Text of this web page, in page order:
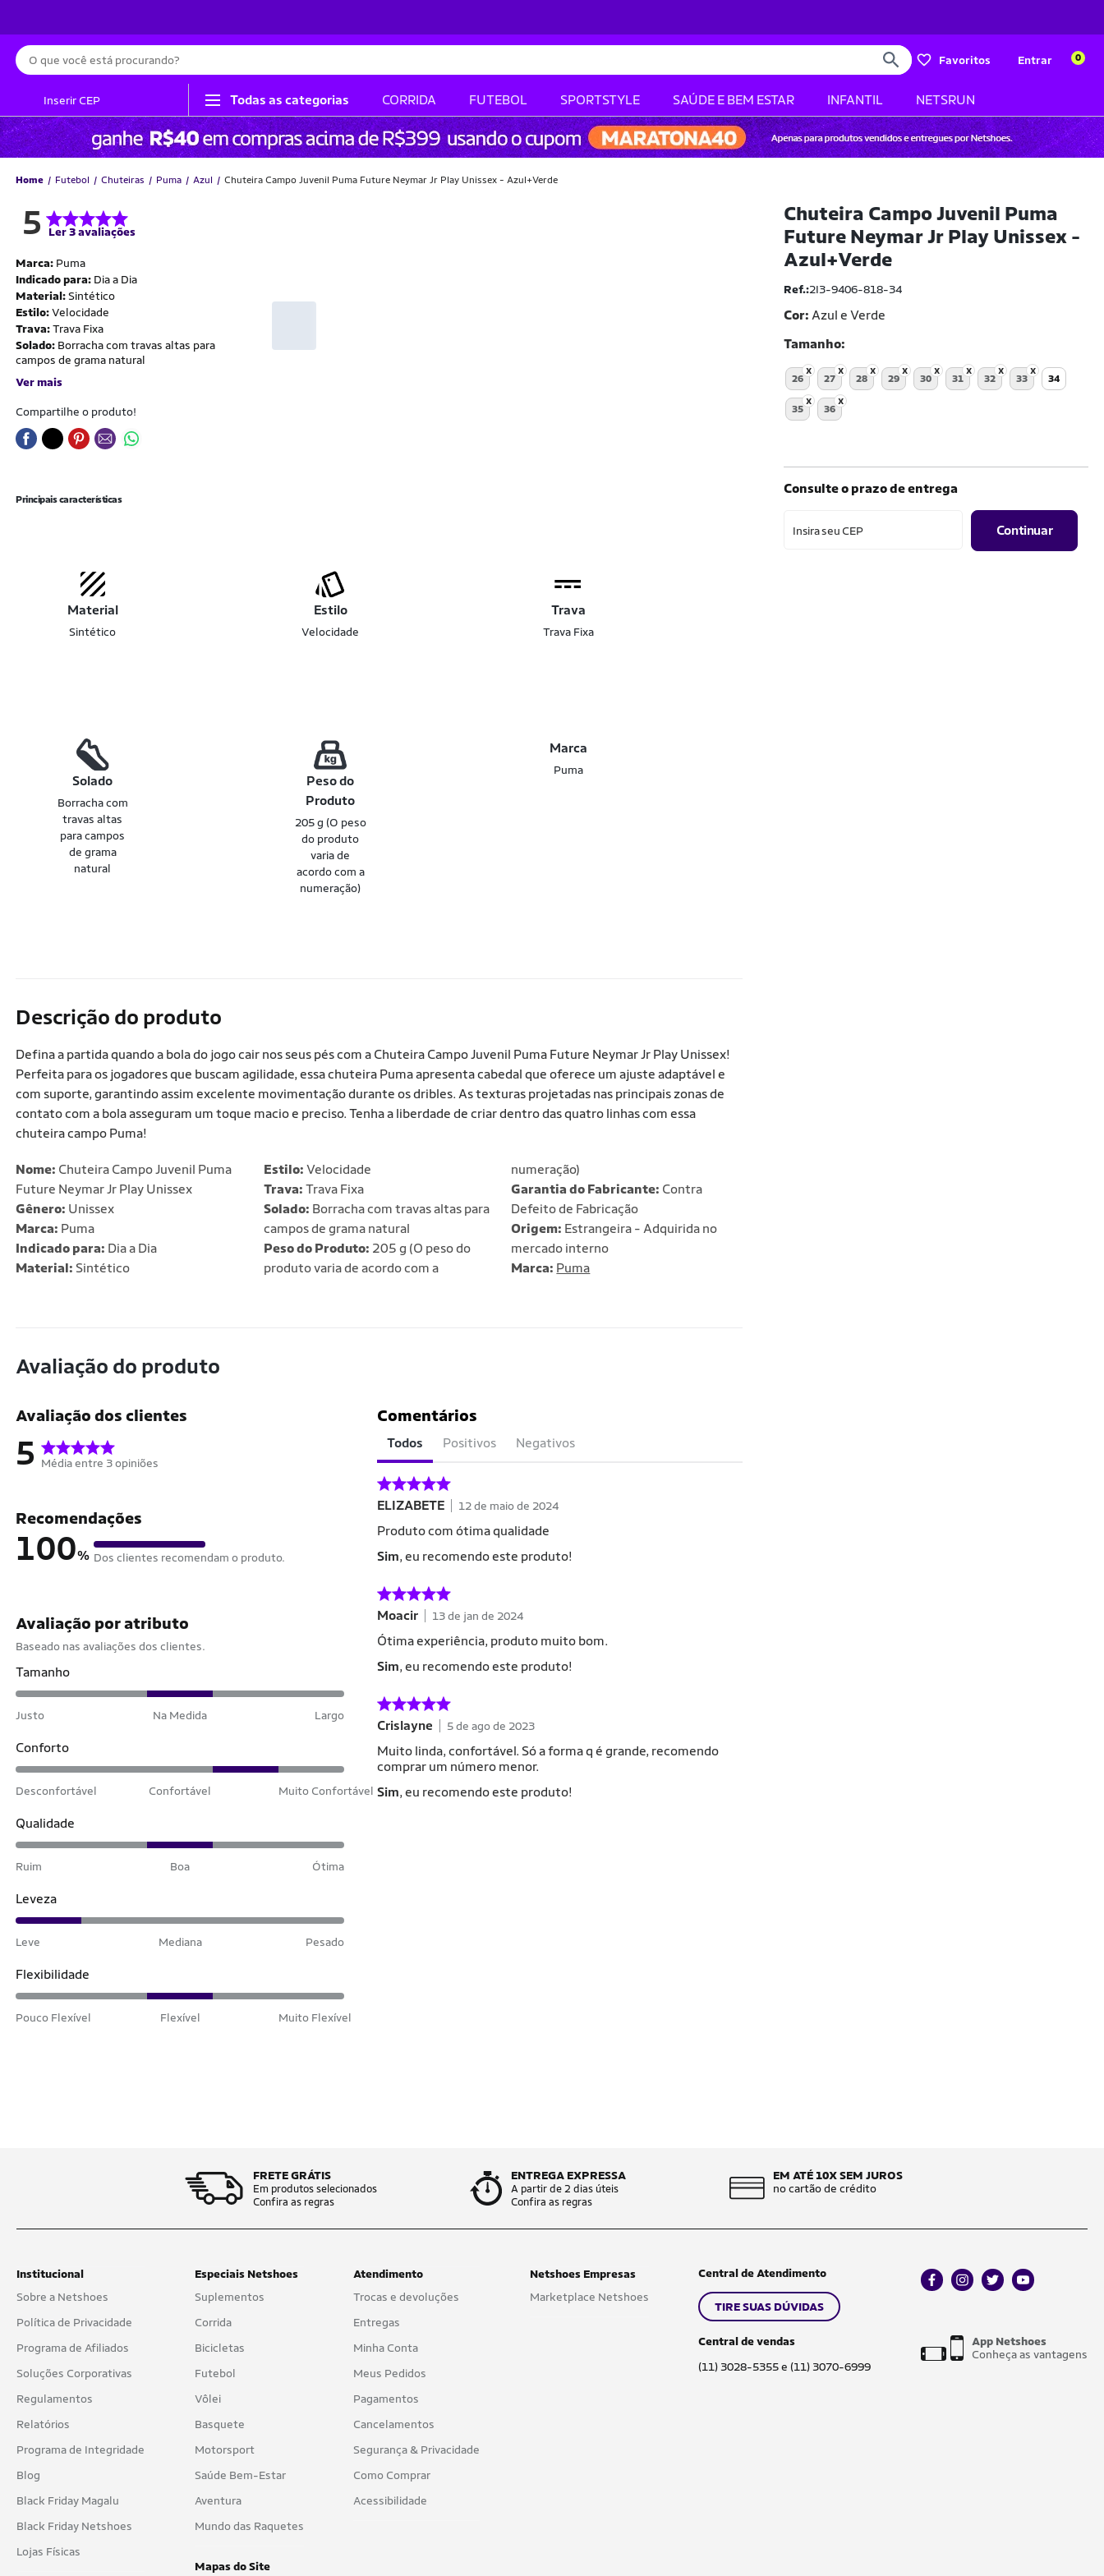
Busca
Favoritos Entrar 0
Inserir CEP Todas as categorias CORRIDA FUTEBOL SPORTSTYLE SAÚDE E BEM ESTAR INFANTIL NETSRUN
Home Futebol Chuteiras Puma Azul Chuteira Campo Juvenil Puma Future Neymar Jr Play Unissex - Azul+Verde
5 Ler 3 avaliações
Marca: Puma
Indicado para: Dia a Dia
Material:Sintético
Estilo:Velocidade
Trava:Trava Fixa
Solado: Borracha com travas altas para
campos de grama natural
Ver mais
Compartilhe o produto!
Chuteira Campo Juvenil Puma
Future Neymar Jr Play Unissex -
Azul+Verde
Ref.:2I3-9406-818-34
Cor:Azul e Verde
Tamanho
26 27 28 29 30 31 32 33 34
35 36
Consulte o prazo de entrega
Insira seu CEP Continuar
Principais características
Material
Sintético
Estilo
Velocidade
Trava
Trava Fixa
Solado
Borracha com
travas altas
para campos
de grama
natural
Peso do
Produto
205 g (O peso
do produto
varia de
acordo com a
numeração)
Marca
Puma
Descrição do produto
Defina a partida quando a bola do jogo cair nos seus pés com a Chuteira Campo Juvenil Puma Future Neymar Jr Play Unissex!
Perfeita para os jogadores que buscam agilidade, essa chuteira Puma apresenta cabedal que oferece um ajuste adaptável e
com suporte, garantindo assim excelente movimentação durante os dribles. As texturas projetadas nas principais zonas de
contato com a bola asseguram um toque macio e preciso. Tenha a liberdade de criar dentro das quatro linhas com essa
chuteira campo Puma!
Nome: Chuteira Campo Juvenil Puma
Future Neymar Jr Play Unissex
Gênero: Unissex
Marca: Puma
Indicado para: Dia a Dia
Material: Sintético
Estilo: Velocidade
Trava: Trava Fixa
Solado: Borracha com travas altas para
campos de grama natural
Peso do Produto: 205 g (O peso do
produto varia de acordo com a
numeração)
Garantia do Fabricante: Contra
Defeito de Fabricação
Origem: Estrangeira - Adquirida no
mercado interno
Marca: Puma
Avaliação do produto
Avaliação dos clientes
5 Média entre 3 opiniões
Recomendações
100% Dos clientes recomendam o produto.
Avaliação por atributo
Baseado nas avaliações dos clientes.
Tamanho
Justo Na Medida Largo
Conforto
Desconfortável Confortável Muito Confortável
Qualidade
Ruim Boa Ótima
Leveza
Leve Mediana Pesado
Flexibilidade
Pouco Flexível Flexível Muito Flexível
Comentários
Todos Positivos Negativos
ELIZABETE 12 de maio de 2024
Produto com ótima qualidade
Sim, eu recomendo este produto!
Moacir 13 de jan de 2024
Ótima experiência, produto muito bom.
Sim, eu recomendo este produto!
Crislayne 5 de ago de 2023
Muito linda, confortável. Só a forma q é grande, recomendo
comprar um número menor.
Sim, eu recomendo este produto!
FRETE GRÁTIS
Em produtos selecionados
Confira as regras
ENTREGA EXPRESSA
A partir de 2 dias úteis
Confira as regras
EM ATÉ 10X SEM JUROS
no cartão de crédito
Institucional
Sobre a Netshoes
Política de Privacidade
Programa de Afiliados
Soluções Corporativas
Regulamentos
Relatórios
Programa de Integridade
Blog
Black Friday Magalu
Black Friday Netshoes
Lojas Físicas
Especiais Netshoes
Suplementos
Corrida
Bicicletas
Futebol
Vôlei
Basquete
Motorsport
Saúde Bem-Estar
Aventura
Mundo das Raquetes
Mapas do Site
Atendimento
Trocas e devoluções
Entregas
Minha Conta
Meus Pedidos
Pagamentos
Cancelamentos
Segurança & Privacidade
Como Comprar
Acessibilidade
Netshoes Empresas
Marketplace Netshoes
Central de Atendimento
TIRE SUAS DÚVIDAS
Central de vendas
(11) 3028-5355 e (11) 3070-6999
facebookinstagram
twitteryoutube
App Netshoes
Conheça as vantagens